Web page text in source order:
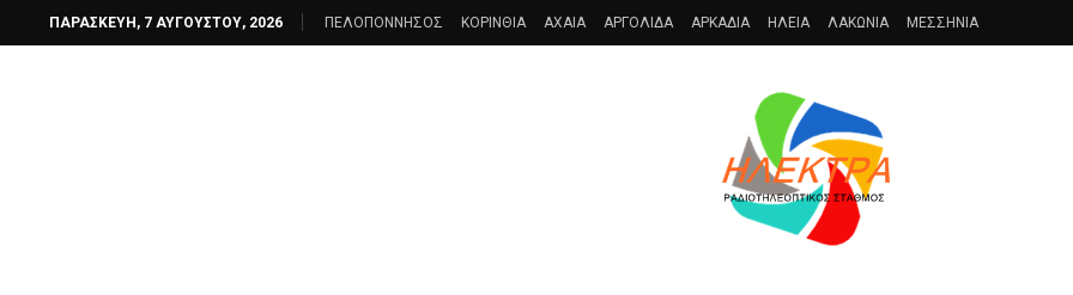
ΠΑΡΑΣΚΕΥΉ, 7 ΑΥΓΟΎΣΤΟΥ, 2026 ΠΕΛΟΠΟΝΝΗΣΟΣ ΚΟΡΙΝΘΙΑ AXAIA ΑΡΓΟΛΙΔΑ ΑΡΚΑΔΙΑ ΗΛΕΙΑ ΛΑΚΩΝΙΑ ΜΕΣΣΗΝΙΑ